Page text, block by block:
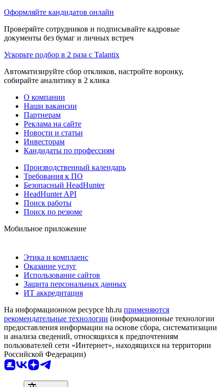
Оформляйте кандидатов онлайн
Проверяйте сотрудников и подписывайте кадровые
документы без бумаг и личных встреч
Ускорьте подбор в 2 раза с Talantix
Автоматизируйте сбор откликов, настройте воронку,
собирайте аналитику в 2 клика
О компании
Наши вакансии
Партнерам
Реклама на сайте
Новости и статьи
Инвесторам
Кандидаты по профессиям
Производственный календарь
Требования к ПО
Безопасный HeadHunter
HeadHunter API
Поиск работы
Поиск по резюме
Мобильное приложение
Этика и комплаенс
Оказание услуг
Использование сайтов
Защита персональных данных
ИТ аккредитация
На информационном ресурсе hh.ru применяются
рекомендательные технологии (информационные технологии
предоставления информации на основе сбора, систематизации
и анализа сведений, относящихся к предпочтениям
пользователей сети «Интернет», находящихся на территории
Российской Федерации)